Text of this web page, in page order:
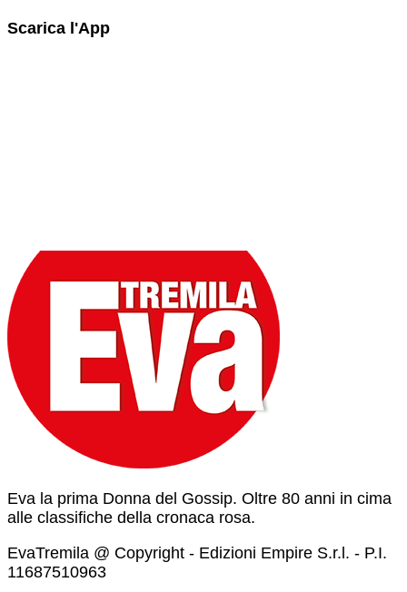
Scarica l'App
Eva la prima Donna del Gossip. Oltre 80 anni in cima
alle classifiche della cronaca rosa.
EvaTremila @ Copyright - Edizioni Empire S.r.l. - P.I.
11687510963​